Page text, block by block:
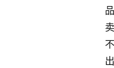
品
卖
不
出